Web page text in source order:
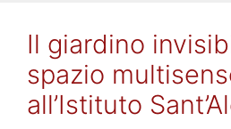
Il giardino
spazio
all’Istituto